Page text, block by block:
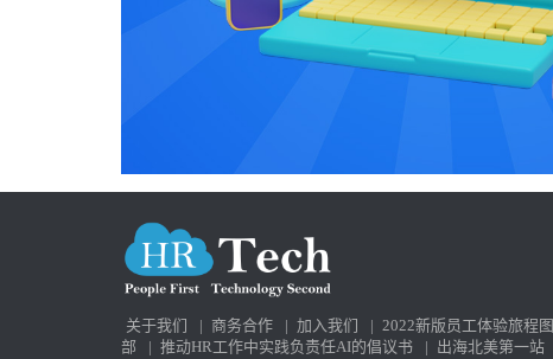
关于我们 | 商务合作 | 加入我们 | 2022新版员工体验旅程图
部
| 推动HR工作中实践负责任AI的倡议书 | 出海北美第一站